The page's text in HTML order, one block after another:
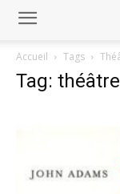
Accueil Tags
Tag: